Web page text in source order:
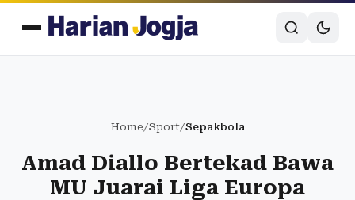
Home/Sport/Sepakbola
Amad Diallo Bertekad Bawa
MU Juarai Liga Europa